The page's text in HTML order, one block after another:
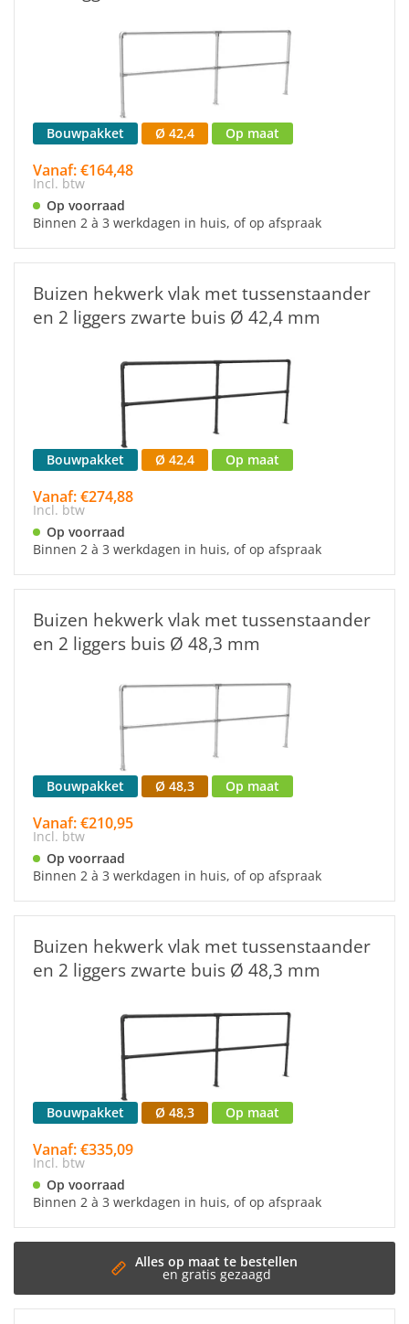
Bouwpakket Ø 42,4 Op maat
Vanaf: €164,48
Incl. btw
Op voorraad
Binnen 2 à 3 werkdagen in huis, of op afspraak
Buizen hekwerk vlak met tussenstaander
en 2 liggers zwarte buis Ø 42,4 mm
Bouwpakket Ø 42,4 Op maat
Vanaf: €274,88
Incl. btw
Op voorraad
Binnen 2 à 3 werkdagen in huis, of op afspraak
Buizen hekwerk vlak met tussenstaander
en 2 liggers buis Ø 48,3 mm
Bouwpakket Ø 48,3 Op maat
Vanaf: €210,95
Incl. btw
Op voorraad
Binnen 2 à 3 werkdagen in huis, of op afspraak
Buizen hekwerk vlak met tussenstaander
en 2 liggers zwarte buis Ø 48,3 mm
Bouwpakket Ø 48,3 Op maat
Vanaf: €335,09
Incl. btw
Op voorraad
Binnen 2 à 3 werkdagen in huis, of op afspraak